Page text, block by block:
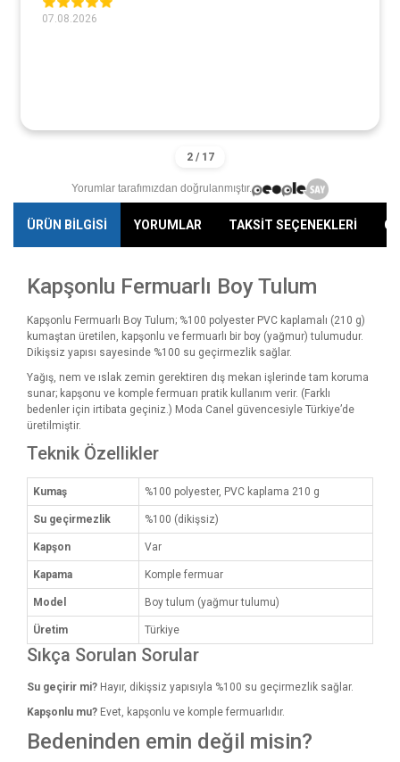
07.08.2026
Yorumlar tarafımızdan doğrulanmıştır.
ÜRÜN BİLGİSİ YORUMLAR TAKSİT SEÇENEKLERİ
Kapşonlu Fermuarlı Boy Tulum
Kapşonlu Fermuarlı Boy Tulum; %100 polyester PVC kaplamalı (210 g)
kumaştan üretilen, kapşonlu ve fermuarlı bir boy (yağmur) tulumudur.
Dikişsiz yapısı sayesinde %100 su geçirmezlik sağlar.
Yağış, nem ve ıslak zemin gerektiren dış mekan işlerinde tam koruma
sunar; kapşonu ve komple fermuarı pratik kullanım verir. (Farklı
bedenler için irtibata geçiniz.) Moda Canel güvencesiyle Türkiye’de
üretilmiştir.
Teknik Özellikler
Kumaş %100 polyester, PVC kaplama 210 g
Su geçirmezlik %100 (dikişsiz)
Kapşon Var
Kapama Komple fermuar
Model Boy tulum (yağmur tulumu)
Üretim Türkiye
Sıkça Sorulan Sorular
Su geçirir mi? Hayır, dikişsiz yapısıyla %100 su geçirmezlik sağlar.
Kapşonlu mu? Evet, kapşonlu ve komple fermuarlıdır.
Bedeninden emin değil misin?